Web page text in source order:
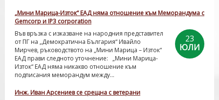
„Мини Марица-Изток“ ЕАД няма отношение към Меморандума с
Gеmcorp и IP3 corporation
23
ЮЛИ
Във връзка с изказване на народния представител
от ПГ на „Демократична България“ Ивайло
Мирчев, ръководството на „Мини Марица – Изток“
ЕАД прави следното уточнение: „Мини Марица-
Изток“ ЕАД няма никакво отношение към
подписания меморандум между...
Инж. Иван Арсениев се срещна с ветерани